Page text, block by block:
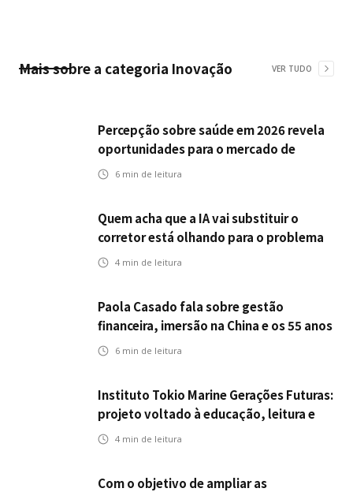
Mais sobre a categoria Inovação VER TUDO
Percepção sobre saúde em 2026 revela
oportunidades para o mercado de
seguros ampliar cobertura e prevenção
6 min de leitura
Quem acha que a IA vai substituir o
corretor está olhando para o problema
errado
4 min de leitura
Paola Casado fala sobre gestão
financeira, imersão na China e os 55 anos
da ENS
6 min de leitura
Instituto Tokio Marine Gerações Futuras:
projeto voltado à educação, leitura e
empregabilidade
4 min de leitura
Com o objetivo de ampliar as